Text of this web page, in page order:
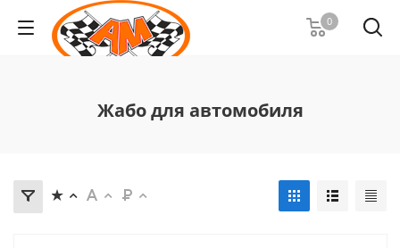
0
Жабо для автомобиля